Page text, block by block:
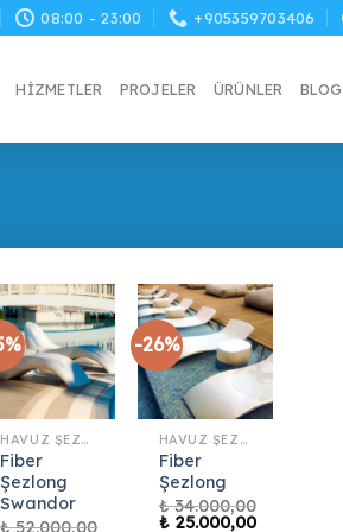
08:00 - 23:00 +905359703406
HIZMETLER PROJELER ÜRÜNLER BLOG
HAVUZ ŞEZLONG
Fiber
Şezlong
Swandor
₺52.000,00
-26%
HAVUZ ŞEZLONG
Fiber
Şezlong
₺34.000,00
Orijinal
₺25.000,00